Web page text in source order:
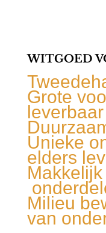
WITGOED
Grote
leverbaar
Unieke
elders
Milieu
van